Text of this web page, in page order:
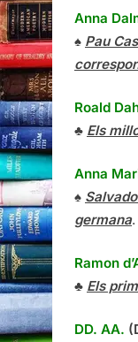
Anna
♠ Pau
Roald
♣ Els
Anna
♠
germana.
Ramon
♣ Els
DD. AA.